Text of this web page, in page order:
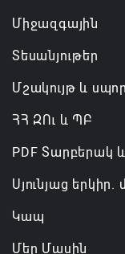
Միջազգային
Տեսանյութեր
Մշակույթ և
ՀՀ ԶՈւ և ՊԲ
PDF Տարբերակ
Սյունյաց երկիր.
Կապ
Մեր Մասին